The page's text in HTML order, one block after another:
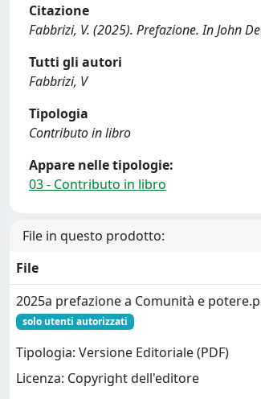
Citazione
Fabbrizi, V. (2025). Prefazione. In John
Tutti gli autori
Fabbrizi, V
Tipologia
Contributo in libro
Appare nelle tipologie:
03 - Contributo in libro
File in questo prodotto:
File
2025a prefazione a Comunità e
solo utenti autorizzati
Tipologia: Versione Editoriale (PDF)
Licenza: Copyright dell'editore